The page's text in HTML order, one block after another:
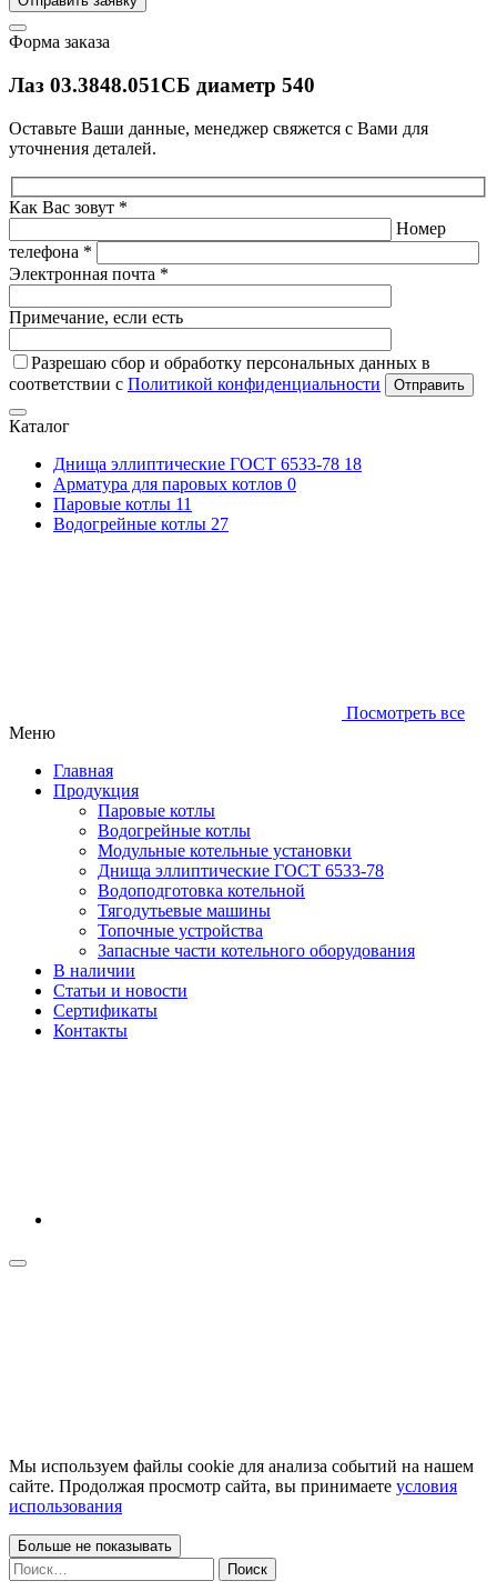
Форма заказа
Лаз 03.3848.051СБ диаметр 540
Оставьте Ваши данные, менеджер свяжется с Вами для
уточнения деталей.
Как Вас зовут *
Номер
телефона *
Электронная почта *
Примечание, если есть
Разрешаю сбор и обработку персональных данных в
соответствии с Политикой конфиденциальности Отправить
Каталог
Днища эллиптические ГОСТ 6533-78 18
Арматура для паровых котлов 0
Паровые котлы 11
Водогрейные котлы 27
Посмотреть все
Меню
Главная
Продукция
Паровые котлы
Водогрейные котлы
Модульные котельные установки
Днища эллиптические ГОСТ 6533-78
Водоподготовка котельной
Тягодутьевые машины
Топочные устройства
Запасные части котельного оборудования
В наличии
Статьи и новости
Сертификаты
Контакты
Мы используем файлы cookie для анализа событий на нашем
сайте. Продолжая просмотр сайта, вы принимаете условия
использования
Больше не показывать
Найти: